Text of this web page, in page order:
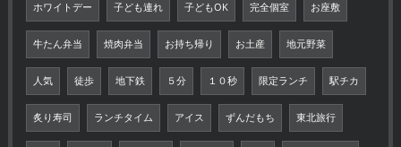
ホワイトデー 子ども連れ 子どもOK 完全個室 お座敷
牛たん弁当 焼肉弁当 お持ち帰り お土産 地元野菜
人気 徒歩 地下鉄 ５分 １０秒 限定ランチ 駅チカ
炙り寿司 ランチタイム アイス ずんだもち 東北旅行